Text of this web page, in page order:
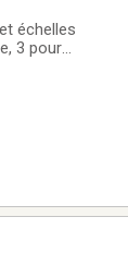
échelles
3 pour